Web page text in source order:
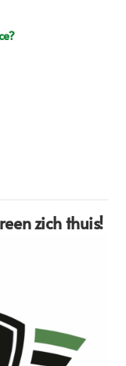
zich thuis!